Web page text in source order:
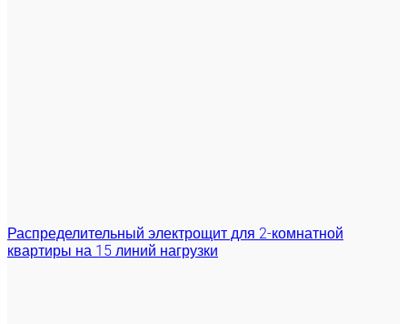
Распределительный электрощит для 2-комнатной
квартиры на 15 линий нагрузки